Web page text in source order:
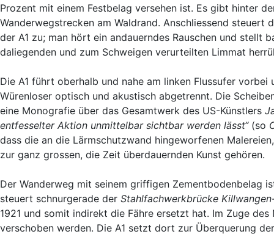
Prozent mit einem Festbelag versehen ist. Es gibt hinter
Wanderwegstrecken am Waldrand. Anschliessend
der A1 zu; man hört ein andauerndes Rauschen und
daliegenden und zum Schweigen verurteilten Limmat
Die A1 führt oberhalb und nahe am linken Flussufer
Würenloser optisch und akustisch abgetrennt. Die
eine Monografie über das Gesamtwerk des US-Künstlers
entfesselter Aktion unmittelbar sichtbar werden lässt“ (so
dass die an die Lärmschutzwand hingeworfenen
zur ganz grossen, die Zeit überdauernden Kunst gehören.
Der Wanderweg mit seinem griffigen Zementbodenbelag
steuert schnurgerade der Stahlfachwerkbrücke
1921 und somit indirekt die Fähre ersetzt hat. Im Zuge
verschoben werden. Die A1 setzt dort zur Überquerung